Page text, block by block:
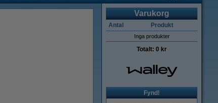
Varukorg
Antal Produkt
Inga produkter
Totalt: 0 kr
Fynd!